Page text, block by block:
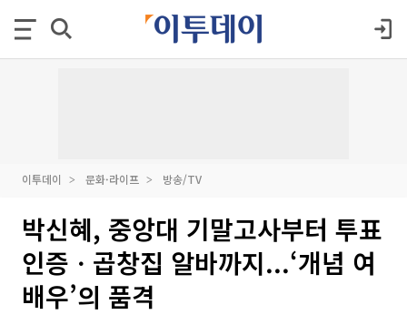
이투데이 문화·라이프 방송/TV
박신혜, 중앙대 기말고사부터 투표
인증ㆍ곱창집 알바까지...‘개념 여
배우’의 품격